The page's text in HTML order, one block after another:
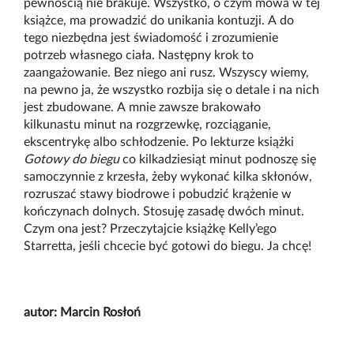
pewnością nie brakuje. Wszystko, o czym mowa w tej
książce, ma prowadzić do unikania kontuzji. A do
tego niezbędna jest świadomość i zrozumienie
potrzeb własnego ciała. Następny krok to
zaangażowanie. Bez niego ani rusz. Wszyscy wiemy,
na pewno ja, że wszystko rozbija się o detale i na nich
jest zbudowane. A mnie zawsze brakowało
kilkunastu minut na rozgrzewkę, rozciąganie,
ekscentrykę albo schłodzenie. Po lekturze książki
Gotowy do bieguco kilkadziesiąt minut podnoszę się
samoczynnie z krzesła, żeby wykonać kilka skłonów,
rozruszać stawy biodrowe i pobudzić krążenie w
kończynach dolnych. Stosuję zasadę dwóch minut.
Czym ona jest? Przeczytajcie książkę Kelly’ego
Starretta, jeśli chcecie być gotowi do biegu. Ja chcę!
autor: Marcin Rosłoń